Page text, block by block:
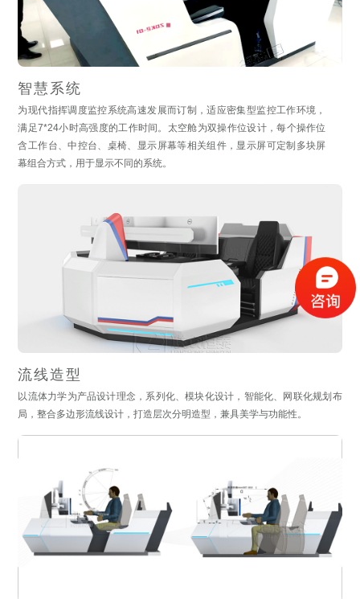
智慧系统
为现代指挥调度监控系统高速发展而订制，适应密集型监控工作环境，
满足7*24小时高强度的工作时间。太空舱为双操作位设计，每个操作位
含工作台、中控台、桌椅、显示屏幕等相关组件，显示屏可定制多块屏
幕组合方式，用于显示不同的系统。
流线造型
以流体力学为产品设计理念，系列化、模块化设计，智能化、网联化规划布
局，整合多边形流线设计，打造层次分明造型，兼具美学与功能性。